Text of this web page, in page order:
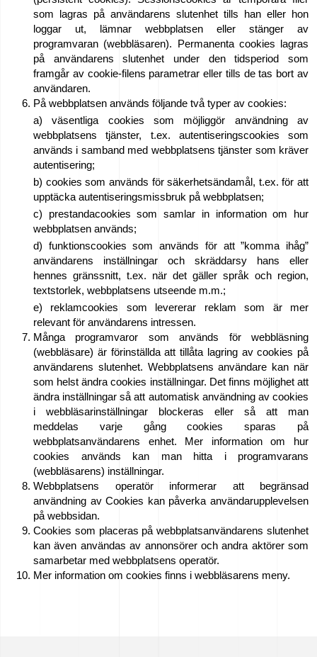
som lagras på användarens slutenhet tills han eller hon
loggar ut, lämnar webbplatsen eller stänger av
programvaran (webbläsaren). Permanenta cookies lagras
på användarens slutenhet under den tidsperiod som
framgår av cookie-filens parametrar eller tills de tas bort av
användaren.
På webbplatsen används följande två typer av cookies:
a) väsentliga cookies som möjliggör användning av
webbplatsens tjänster, t.ex. autentiseringscookies som
används i samband med webbplatsens tjänster som kräver
autentisering;
b) cookies som används för säkerhetsändamål, t.ex. för att
upptäcka autentiseringsmissbruk på webbplatsen;
c) prestandacookies som samlar in information om hur
webbplatsen används;
d) funktionscookies som används för att ”komma ihåg”
användarens inställningar och skräddarsy hans eller
hennes gränssnitt, t.ex. när det gäller språk och region,
textstorlek, webbplatsens utseende m.m.;
e) reklamcookies som levererar reklam som är mer
relevant för användarens intressen.
Många programvaror som används för webbläsning
(webbläsare) är förinställda att tillåta lagring av cookies på
användarens slutenhet. Webbplatsens användare kan när
som helst ändra cookies inställningar. Det finns möjlighet att
ändra inställningar så att automatisk användning av cookies
i webbläsarinställningar blockeras eller så att man
meddelas varje gång cookies sparas på
webbplatsanvändarens enhet. Mer information om hur
cookies används kan man hitta i programvarans
(webbläsarens) inställningar.
Webbplatsens operatör informerar att begränsad
användning av Cookies kan påverka användarupplevelsen
på webbsidan.
Cookies som placeras på webbplatsanvändarens slutenhet
kan även användas av annonsörer och andra aktörer som
samarbetar med webbplatsens operatör.
Mer information om cookies finns i webbläsarens meny.